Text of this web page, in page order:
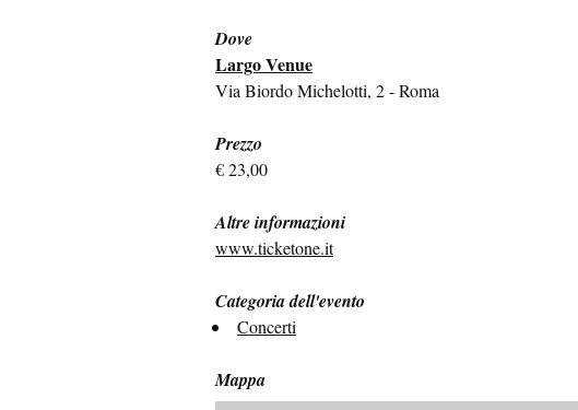
Dove
Largo Venue
Via Biordo Michelotti, 2 - Roma
Prezzo
€ 23,00
Altre informazioni
www.ticketone.it
Categoria dell'evento
Concerti
Mappa